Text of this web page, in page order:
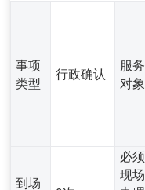
事项
类型
行政确认
服务
对象
到场
必须
现场